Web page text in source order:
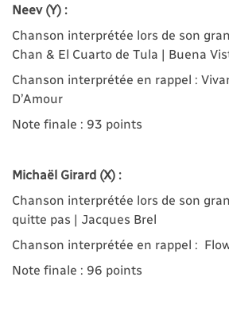
Neev (Y) :
Chanson interprétée lors de son
Chan & El Cuarto de Tula | Buena
Chanson interprétée en rappel :
D’Amour
Note finale : 93 points
Michaël Girard (X) :
Chanson interprétée lors de son
quitte pas | Jacques Brel
Chanson interprétée en rappel :
Note finale : 96 points